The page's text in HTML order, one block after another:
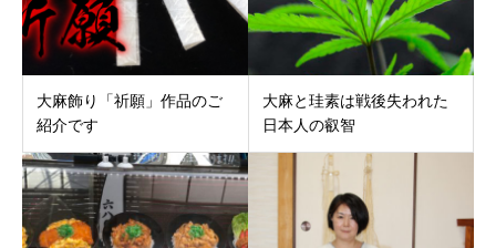
大麻飾り「祈願」作品のご
紹介です
大麻と珪素は戦後失われた
日本人の叡智